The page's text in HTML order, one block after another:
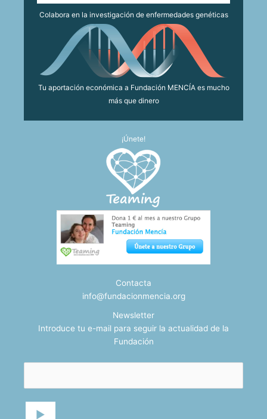
Colabora en la investigación de enfermedades genéticas
Tu aportación económica a Fundación MENCÍA es mucho
más que dinero
¡Únete!
Contacta
info@fundacionmencia.org
Newsletter
Introduce tu e-mail para seguir la actualidad de la
Fundación